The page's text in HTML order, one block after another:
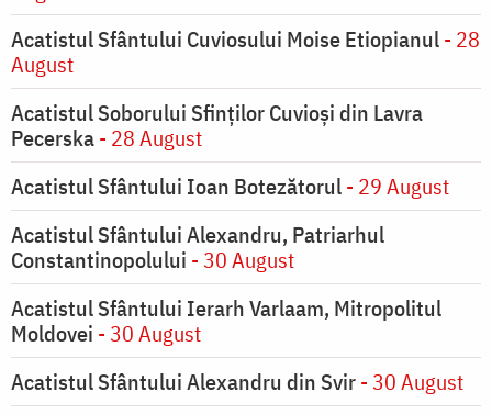
Acatistul Sfântului Cuviosului Moise Etiopianul- 28
August
Acatistul Soborului Sfinților Cuvioși din Lavra
Pecerska- 28 August
Acatistul Sfântului Ioan Botezătorul- 29 August
Acatistul Sfântului Alexandru, Patriarhul
Constantinopolului - 30 August
Acatistul Sfântului Ierarh Varlaam, Mitropolitul
Moldovei - 30 August
Acatistul Sfântului Alexandru din Svir- 30 August